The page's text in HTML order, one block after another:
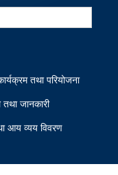
तथा परियोजना
जानकारी
आय व्यय विवरण